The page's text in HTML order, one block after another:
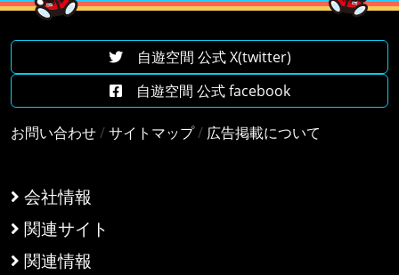
会社情報
関連サイト
関連情報
自遊空間 公式 X(twitter)
自遊空間 公式 facebook
お問い合わせ/サイトマップ/ 広告掲載について